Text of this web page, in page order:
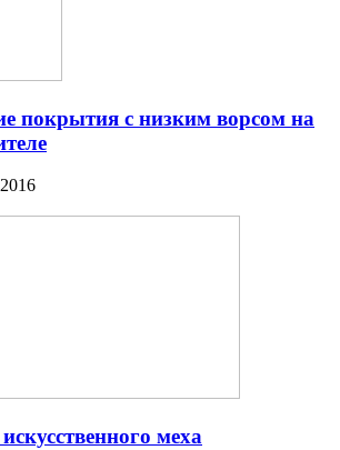
покрытия с низким ворсом на
меха